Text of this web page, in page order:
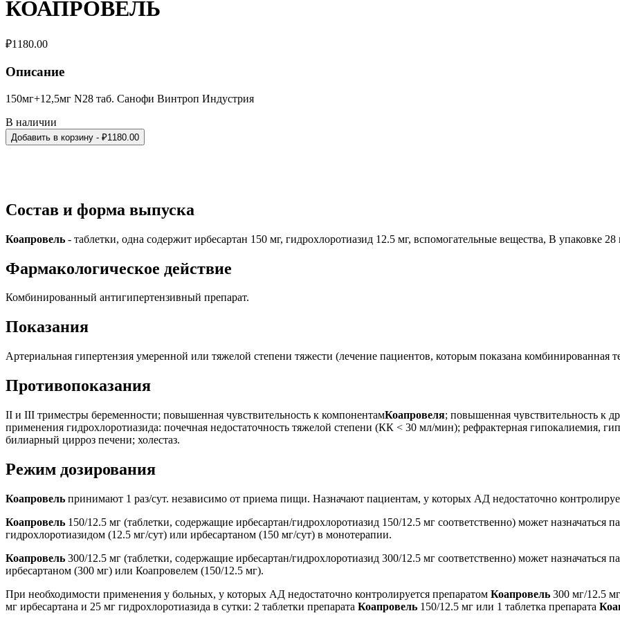
КОАПРОВЕЛЬ
₽1180.00
Описание
150мг+12,5мг N28 таб. Санофи Винтроп Индустрия
В наличии
Добавить в корзину - ₽1180.00
Состав и форма выпуска
Коапровель - таблетки, одна содержит ирбесартан 150 мг, гидрохлоротиазид 12.5 мг, вспомогательные вещества, В упаковке 28
Фармакологическое действие
Комбинированный антигипертензивный препарат.
Показания
Артериальная гипертензия умеренной или тяжелой степени тяжести (лечение пациентов, которым показана комбинированная
Противопоказания
II и III триместры беременности; повышенная чувствительность к компонентамКоапровеля; повышенная чувствительность к
применения гидрохлоротиазида: почечная недостаточность тяжелой степени (КК < 30 мл/мин); рефрактерная гипокалиемия,
билиарный цирроз печени; холестаз.
Режим дозирования
Коапровель принимают 1 раз/сут. независимо от приема пищи. Назначают пациентам, у которых АД недостаточно
Коапровель 150/12.5 мг (таблетки, содержащие ирбесартан/гидрохлоротиазид 150/12.5 мг соответственно) может назначаться
гидрохлоротиазидом (12.5 мг/сут) или ирбесартаном (150 мг/сут) в монотерапии.
Коапровель 300/12.5 мг (таблетки, содержащие ирбесартан/гидрохлоротиазид 300/12.5 мг соответственно) может назначаться
ирбесартаном (300 мг) или Коапровелем (150/12.5 мг).
При необходимости применения у больных, у которых АД недостаточно контролируется препаратом Коапровель 300 мг/12.5
мг ирбесартана и 25 мг гидрохлоротиазида в сутки: 2 таблетки препарата Коапровель 150/12.5 мг или 1 таблетка препарата